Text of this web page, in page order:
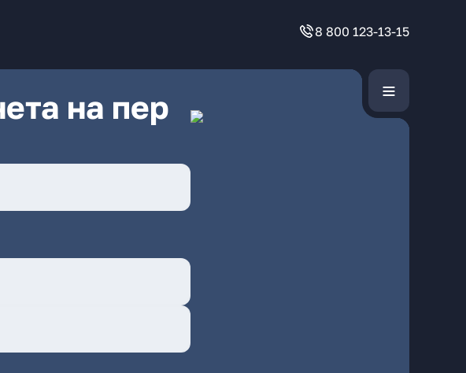
8 800 123-13-15
на пер